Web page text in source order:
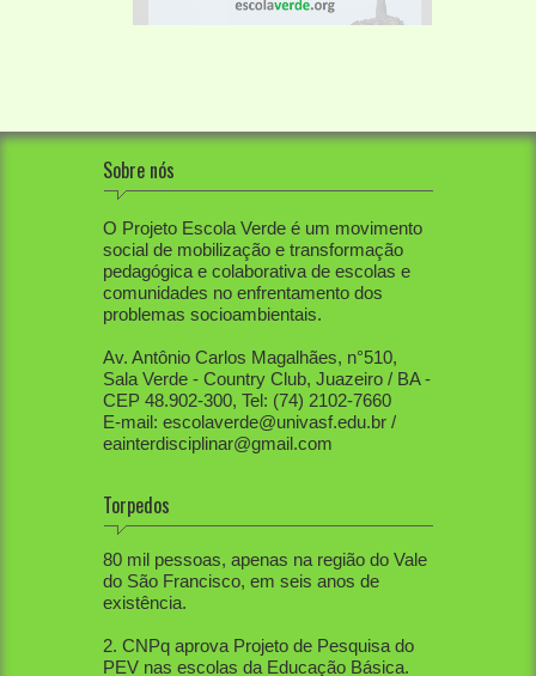
Sobre nós
O Projeto Escola Verde é um movimento
social de mobilização e transformação
pedagógica e colaborativa de escolas e
comunidades no enfrentamento dos
problemas socioambientais.
Av. Antônio Carlos Magalhães, n°510,
Sala Verde - Country Club, Juazeiro / BA -
CEP 48.902-300, Tel: (74) 2102-7660
E-mail: escolaverde@univasf.edu.br /
eainterdisciplinar@gmail.com
Torpedos
1. PEV já mobilizou diretamente mais de
80 mil pessoas, apenas na região do Vale
do São Francisco, em seis anos de
existência.
2. CNPq aprova Projeto de Pesquisa do
PEV nas escolas da Educação Básica.